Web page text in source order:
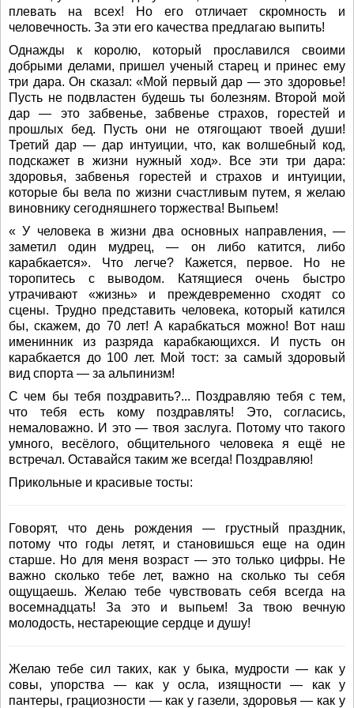
плевать на всех! Но его отличает скромность и
человечность. За эти его качества предлагаю выпить!
Однажды к королю, который прославился своими
добрыми делами, пришел ученый старец и принес ему
три дара. Он сказал: «Мой первый дар — это здоровье!
Пусть не подвластен будешь ты болезням. Второй мой
дар — это забвенье, забвенье страхов, горестей и
прошлых бед. Пусть они не отягощают твоей души!
Третий дар — дар интуиции, что, как волшебный код,
подскажет в жизни нужный ход». Все эти три дара:
здоровья, забвенья горестей и страхов и интуиции,
которые бы вела по жизни счастливым путем, я желаю
виновнику сегодняшнего торжества! Выпьем!
« У человека в жизни два основных направления, —
заметил один мудрец, — он либо катится, либо
карабкается». Что легче? Кажется, первое. Но не
торопитесь с выводом. Катящиеся очень быстро
утрачивают «жизнь» и преждевременно сходят со
сцены. Трудно представить человека, который катился
бы, скажем, до 70 лет! А карабкаться можно! Вот наш
именинник из разряда карабкающихся. И пусть он
карабкается до 100 лет. Мой тост: за самый здоровый
вид спорта — за альпинизм!
С чем бы тебя поздравить?... Поздравляю тебя с тем,
что тебя есть кому поздравлять! Это, согласись,
немаловажно. И это — твоя заслуга. Потому что такого
умного, весёлого, общительного человека я ещё не
встречал. Оставайся таким же всегда! Поздравляю!
Прикольные и красивые тосты:
Говорят, что день рождения — грустный праздник,
потому что годы летят, и становишься еще на один
старше. Но для меня возраст — это только цифры. Не
важно сколько тебе лет, важно на сколько ты себя
ощущаешь. Желаю тебе чувствовать себя всегда на
восемнадцать! За это и выпьем! За твою вечную
молодость, нестареющие сердце и душу!
Желаю тебе сил таких, как у быка, мудрости — как у
совы, упорства — как у осла, изящности — как у
пантеры, грациозности — как у газели, здоровья — как у